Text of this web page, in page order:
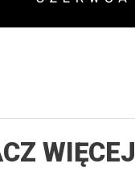
WIĘCEJ